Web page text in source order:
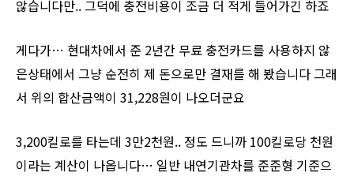
않습니다만.. 그덕에 충전비용이 조금 더 적게 들어가긴 하죠
게다가… 현대차에서 준 2년간 무료 충전카드를 사용하지 않
은상태에서 그냥 순전히 제 돈으로만 결재를 해 봤습니다 그래
서 위의 합산금액이 31,228원이 나오더군요
3,200킬로를 타는데 3만2천원.. 정도 드니까 100킬로당 천원
이라는 계산이 나옵니다… 일반 내연기관차를 준준형 기준으